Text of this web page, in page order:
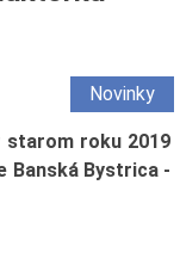
Novinky
starom roku 2019
Banská Bystrica -